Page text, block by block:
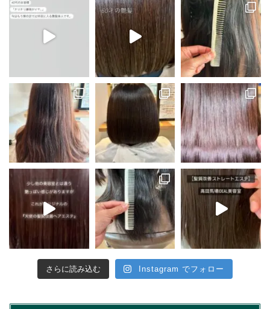
さらに読み込む Instagram でフォロー